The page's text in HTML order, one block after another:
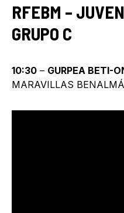
RFEBM –
GRUPO C
10:30 – GURPEA BETI-
MARAVILLAS